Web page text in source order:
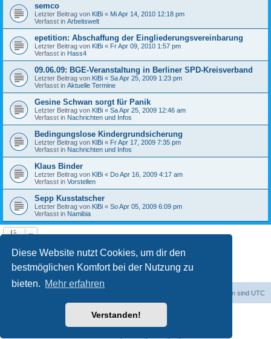
Diese Website nutzt Cookies, um dir den
bestmöglichen Komfort bei der Nutzung zu
bieten. Mehr erfahren
Verstanden!
semco
Letzter Beitrag von KlBi « Mi Apr 14, 2010 12:18 pm
Verfasst in Arbeitswelt
epetition: Abschaffung der Eingliederungsvereinbarung
Letzter Beitrag von KlBi « Fr Apr 09, 2010 1:57 pm
Verfasst in Hass4
09.06.09: BGE-Veranstaltung in Berliner SPD-Kreisverband
Letzter Beitrag von KlBi « Sa Apr 25, 2009 1:23 pm
Verfasst in Aktuelle Termine
Gesine Schwan sorgt für Panik
Letzter Beitrag von KlBi « Sa Apr 25, 2009 12:46 am
Verfasst in Nachrichten und Infos
Bedingungslose Kindergrundsicherung
Letzter Beitrag von KlBi « Fr Apr 17, 2009 7:35 pm
Verfasst in Nachrichten und Infos
Klaus Binder
Letzter Beitrag von KlBi « Do Apr 16, 2009 4:17 am
Verfasst in Vorstellen
Sepp Kusstatscher
Letzter Beitrag von KlBi « So Apr 05, 2009 6:09 pm
Verfasst in Namibia
Die Suche ergab 103 Treffer 1 2 3
Alle Zeiten sind UTC
Powered byphpBB® Forum Software © phpBB Limited
phpBB.de